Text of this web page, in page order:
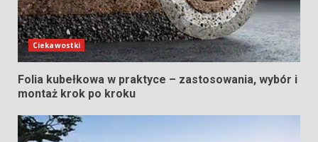
Ciekawostki
Folia kubełkowa w praktyce – zastosowania, wybór i
montaż krok po kroku